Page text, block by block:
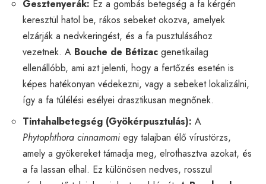
Gesztenyerák: Ez a gombás betegség a fa kérgén
keresztül hatol be, rákos sebeket okozva, amelyek
elzárják a nedvkeringést, és a fa pusztulásához
vezetnek. A Bouche de Bétizac genetikailag
ellenállóbb, ami azt jelenti, hogy a fertőzés esetén is
képes hatékonyan védekezni, vagy a sebeket lokalizálni,
így a fa túlélési esélyei drasztikusan megnőnek.
Tintahalbetegség (Gyökérpusztulás): A
Phytophthora cinnamomi egy talajban élő vírustörzs,
amely a gyökereket támadja meg, elrothasztva azokat, és
a fa lassan elhal. Ez különösen nedves, rosszul